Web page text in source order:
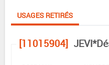
USAGES RETIRÉS
[11015904]